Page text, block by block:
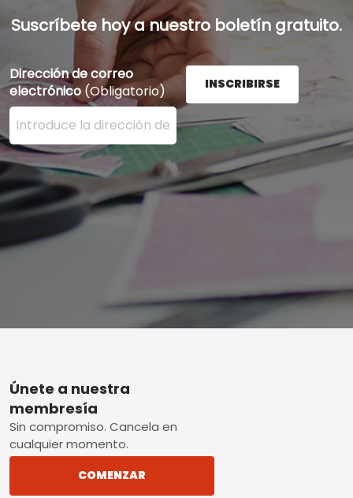
Suscríbete hoy a nuestro boletín gratuito.
Dirección de correo
electrónico (Obligatorio)
Ingrese su dirección de correo electrónico aquí y
INSCRIBIRSE
Footer
Únete a nuestra
membresía
Sin compromiso. Cancela en
cualquier momento.
COMENZAR